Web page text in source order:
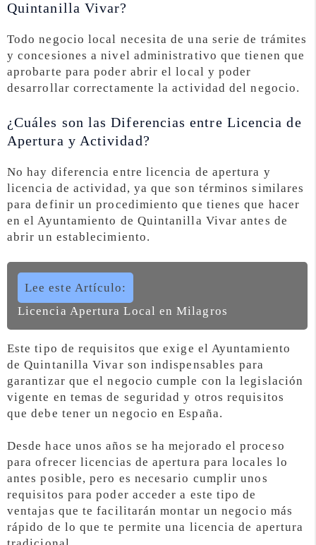
Quintanilla Vivar?
Todo negocio local necesita de una serie de trámites
y concesiones a nivel administrativo que tienen que
aprobarte para poder abrir el local y poder
desarrollar correctamente la actividad del negocio.
¿Cuáles son las Diferencias entre Licencia de
Apertura y Actividad?
No hay diferencia entre licencia de apertura y
licencia de actividad, ya que son términos similares
para definir un procedimiento que tienes que hacer
en el Ayuntamiento de Quintanilla Vivar antes de
abrir un establecimiento.
Lee este Artículo:
Licencia Apertura Local en Milagros
Este tipo de requisitos que exige el Ayuntamiento
de Quintanilla Vivar son indispensables para
garantizar que el negocio cumple con la legislación
vigente en temas de seguridad y otros requisitos
que debe tener un negocio en España.
Desde hace unos años se ha mejorado el proceso
para ofrecer licencias de apertura para locales lo
antes posible, pero es necesario cumplir unos
requisitos para poder acceder a este tipo de
ventajas que te facilitarán montar un negocio más
rápido de lo que te permite una licencia de apertura